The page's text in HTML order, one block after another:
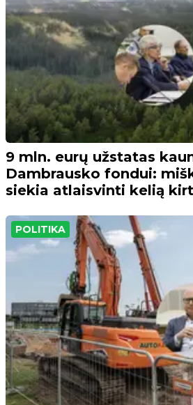
9 mln. eurų užstatas
Dambrausko fondui:
siekia atlaisvinti kelią
POLITIKA